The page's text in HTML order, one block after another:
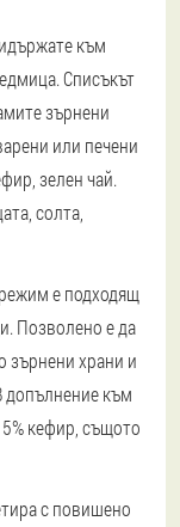
към
Списъкът
зърнени
или печени
зелен чай.
солта,
е подходящ
Позволено е да
зърнени храни и
допълнение към
кефир, същото
с повишено